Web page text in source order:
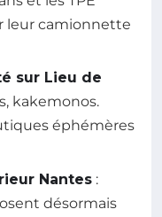
leur camionnette
sur Lieu de
kakemonos.
éphémères
Nantes :
désormais